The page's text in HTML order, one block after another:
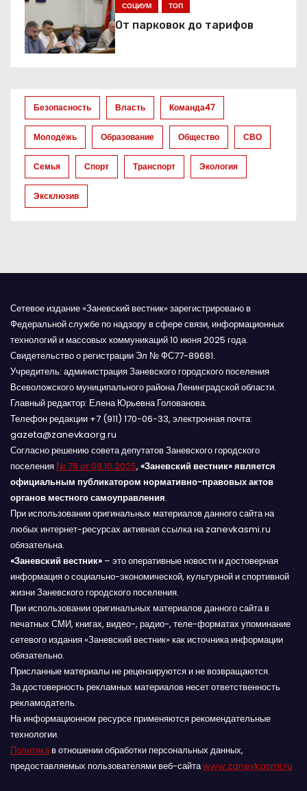
п
о
а
п
и
с
я
СОЦИУМ ТОП
От парковок до тарифов
Безопасность Власть Команда47
Молодёжь Образование Общество СВО
Семья Спорт Транспорт Экология
Эксклюзив
Сетевое издание «Заневский вестник» зарегистрировано в
Федеральной службе по надзору в сфере связи, информационных
технологий и массовых коммуникаций 10 июня 2025 года.
Свидетельство о регистрации Эл № ФС77-89681.
Учредитель: администрация Заневского городского поселения
Всеволожского муниципального района Ленинградской области.
Главный редактор: Елена Юрьевна Голованова.
Телефон редакции +7 (911) 170-06-33, электронная почта:
gazeta@zanevkaorg.ru
Согласно решению совета депутатов Заневского городского
поселения № 78 от 09.10.2025, «Заневский вестник» является
официальным публикатором нормативно-правовых актов
органов местного самоуправления.
При использовании оригинальных материалов данного сайта на
любых интернет-ресурсах активная ссылка на zanevkasmi.ru
обязательна.
«Заневский вестник» – это оперативные новости и достоверная
информация о социально-экономической, культурной и спортивной
жизни Заневского городского поселения.
При использовании оригинальных материалов данного сайта в
печатных СМИ, книгах, видео-, радио-, теле-форматах упоминание
сетевого издания «Заневский вестник» как источника информации
обязательно.
Присланные материалы не рецензируются и не возвращаются.
За достоверность рекламных материалов несет ответственность
рекламодатель.
На информационном ресурсе применяются рекомендательные
технологии.
Политикав отношении обработки персональных данных,
предоставляемых пользователями веб-сайтаwww.zanevkasmi.ru